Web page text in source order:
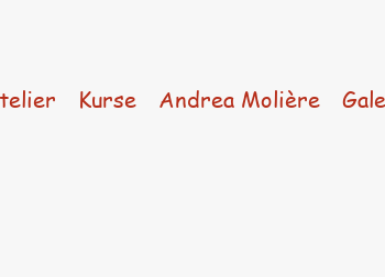
Kurse Andrea Molière